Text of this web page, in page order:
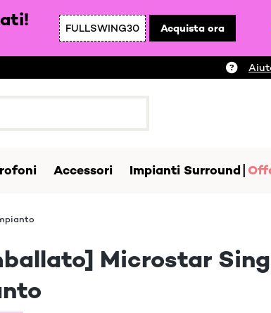
FULLSWING30 Acquista ora
Accessori Impianti Surround
Microstar